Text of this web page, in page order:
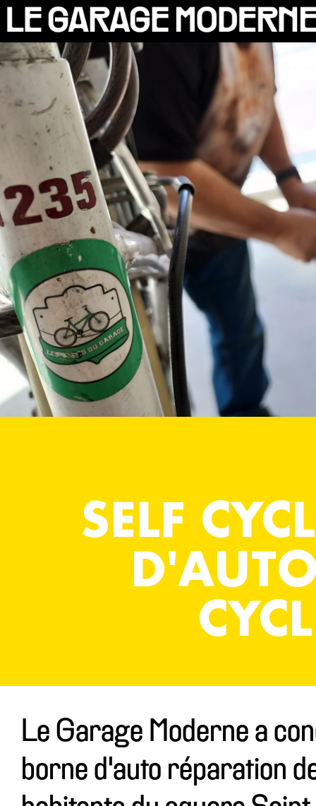
25 ANS
L'ASSOCIATION
AUTO
VÉLO
CANTINE
CULTURE
SOLIDARITÉS
DIY
LE CHANTIER
MAMMA
RÉSIDENTS
CONTACT
OASIS
PRIVATISATIONS
SELF
Le Garage Moderne a
borne d'auto réparation